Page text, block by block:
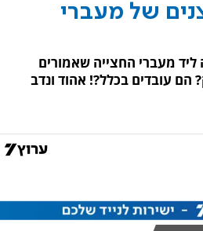
של מעברי
מעברי החצייה שאמורים
הם עובדים בכלל?! אהוד ונדב